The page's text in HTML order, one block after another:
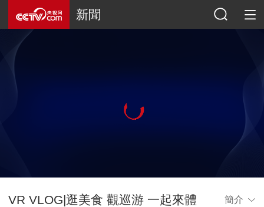
新聞
VR VLOG|逛美食 觀巡游 一起來體
簡介